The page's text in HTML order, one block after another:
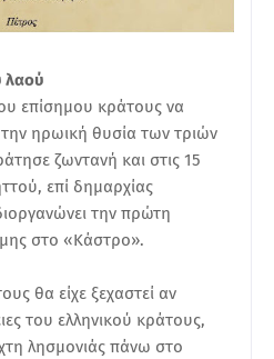
λαού
επίσημου κράτους να
ηρωική θυσία των τριών
ζωντανή και στις 15
επί δημαρχίας
την πρώτη
στο «Κάστρο».
θα είχε ξεχαστεί αν
του ελληνικού κράτους,
λησμονιάς πάνω στο